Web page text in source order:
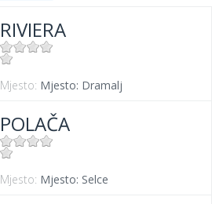
RIVIERA
Mjesto: Mjesto: Dramalj
POLAČA
Mjesto: Mjesto: Selce